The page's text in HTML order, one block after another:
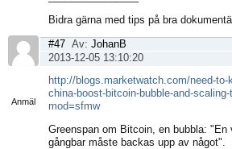
Bidra gärna med tips på bra
Anmäl
#47 Av: JohanB
2013-12-05 13:10:20
http://blogs.marketwatch.com/need-to-
china-boost-bitcoin-bubble-and-
mod=sfmw
Greenspan om Bitcoin, en bubbla:
gångbar måste backas upp av något".